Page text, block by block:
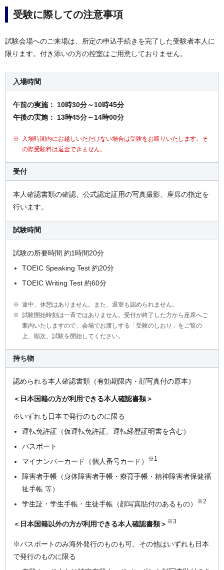
受験に際しての注意事項
試験会場へのご来場は、所定の申込手続きを完了した受験者本人に
限ります。付き添いの方の控室はご用意しておりません。
入場時間
午前の実施： 10時30分～10時45分
午後の実施： 13時45分～14時00分
入場時間内にお越しいただけない場合は受験をお断りいたします。そ
の際受験料は返金できません。
受付
本人確認書類の確認、公式認定証用の写真撮影、座席の指定を
行います。
試験時間
試験の所要時間 約1時間20分
TOEIC Speaking Test 約20分
TOEIC Writing Test 約60分
途中、休憩はありません。また、退室も認められません。
試験開始時刻は一斉ではありません。受付が終了した方から座席へご
案内いたしますので、会場でお渡しする「受験のしおり」をご覧の
上、順次、試験を開始してください。
持ち物
認められる本人確認書類（有効期限内・顔写真付の原本）
＜日本国籍の方が利用できる本人確認書類＞
※いずれも日本で発行のものに限る
運転免許証（仮運転免許証、運転経歴証明書を含む）
パスポート
マイナンバーカード（個人番号カード）
※1
障害者手帳（身体障害者手帳・療育手帳・精神障害者保健福
祉手帳 等）
学生証・学生手帳・生徒手帳（顔写真貼付のあるもの）
※2
＜日本国籍以外の方が利用できる本人確認書類＞ ※3
※パスポートのみ海外発行のものも可。その他はいずれも日本
で発行のものに限る